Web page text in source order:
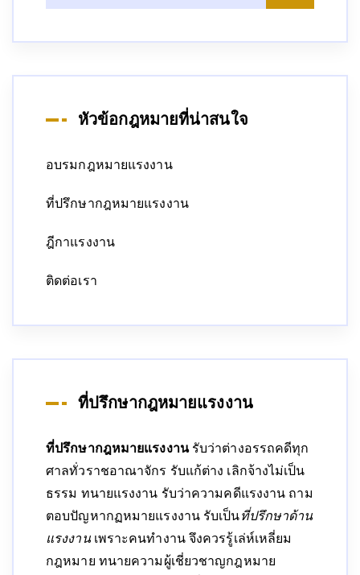
หัวข้อกฎหมายที่น่าสนใจ
อบรมกฎหมายแรงงาน
ที่ปรึกษากฎหมายแรงงาน
ฎีกาแรงงาน
ติดต่อเรา
ที่ปรึกษากฎหมายแรงงาน
ที่ปรึกษากฎหมายแรงงานรับว่าต่างอรรถคดีทุก
ศาลทั่วราชอาณาจักร รับแก้ต่าง เลิกจ้างไม่เป็น
ธรรม ทนายแรงงาน รับว่าความคดีแรงงาน ถาม
ตอบปัญหากฏหมายแรงงาน รับเป็นที่ปรึกษาด้าน
แรงงานเพราะคนทำงาน จึงควรรู้เล่ห์เหลี่ยม
กฎหมาย ทนายความผู้เชี่ยวชาญกฎหมาย